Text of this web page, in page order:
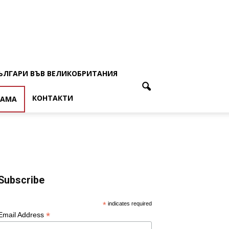
ВЪВ ВЕЛИКОБРИТАНИЯ
КОНТАКТИ
* indicates required
Address *